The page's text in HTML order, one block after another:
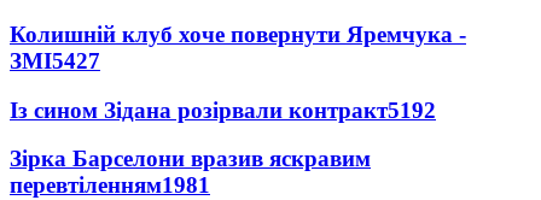
Колишній клуб хоче повернути Яремчука -
ЗМІ5427
Із сином Зідана розірвали контракт5192
Зірка Барселони вразив яскравим
перевтіленням1981